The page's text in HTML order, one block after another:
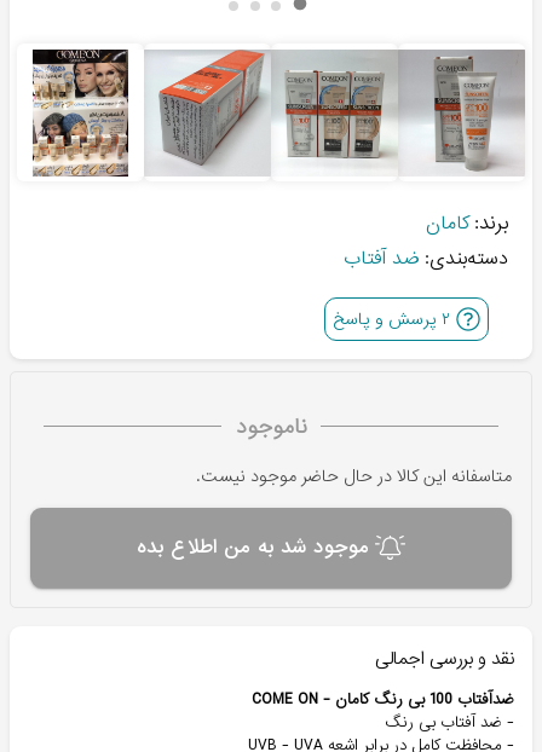
برند: کامان
دسته‌بندی: ضد آفتاب
۲ پرسش و پاسخ
ناموجود
متاسفانه این کالا در حال حاضر موجود نیست.
موجود شد به من اطلاع بده
نقد و بررسی اجمالی
ضدآفتاب 100 بی رنگ کامان - COME ON
- ضد آفتاب بی رنگ
- محافظت کامل در برابر اشعه UVB - UVA